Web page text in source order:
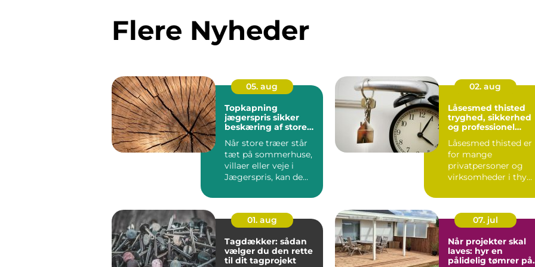
Flere Nyheder
05. aug
Topkapning
jægerspris sikker
beskæring af store
Når store træer står
tæt på sommerhuse,
villaer eller veje i
Jægerspris, kan de
02. aug
Låsesmed thisted
tryghed, sikkerhed
og professionel
Låsesmed thisted er
for mange
privatpersoner og
virksomheder i thy
tryghed, hurtig hjæ...
01. aug
Tagdækker: sådan
vælger du den rette
til dit tagprojekt
07. jul
Når projekter skal
laves: hyr en
pålidelig tømrer på